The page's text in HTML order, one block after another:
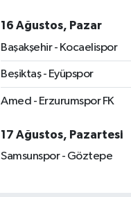
16 Ağustos, Pazar
Başakşehir - Kocaelispor
Beşiktaş - Eyüpspor
Amed - Erzurumspor FK
17 Ağustos, Pazartesi
Samsunspor - Göztepe